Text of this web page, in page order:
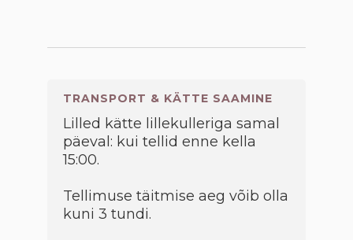
TRANSPORT & KÄTTE SAAMINE
Lilled kätte lillekulleriga samal
päeval: kui tellid enne kella
15:00.
Tellimuse täitmise aeg võib olla
kuni 3 tundi.